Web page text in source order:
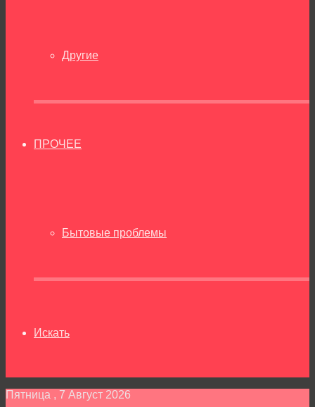
Другие
ПРОЧЕЕ
Бытовые проблемы
Искать
Пятница , 7 Август 2026